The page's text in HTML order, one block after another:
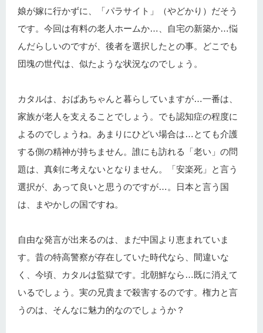
娘が嫁に行かずに、「パラサイト」（やどかり）だそう
です。今回は有料の老人ホームか…、自宅の新築か…悩
んだらしいのですが、後者を選択したとの事。どこでも
団塊の世代は、似たような状況なのでしょう。
カタルは、おばあちゃんと暮らしていますが…一番は、
家族が老人を支えることでしょう。でも認知症の程度に
よるのでしょうね。あまりにひどい場合は…とても介護
する側の精神が持ちません。誰にも訪れる「老い」の問
題は、真剣に考えないとなりません。「安楽死」と言う
選択が、あって良いと思うのですが…。日本と言う国
は、まやかしの国ですね。
自由な発言が出来るのは、まだ中国より恵まれていま
す。昔の特高警察が存在していた時代なら、間違いな
く、今頃、カタルは監獄です。北朝鮮なら…既に消えて
いるでしょう。実の兄貴まで殺害するのです。権力と言
うのは、そんなに魅力的なのでしょうか？